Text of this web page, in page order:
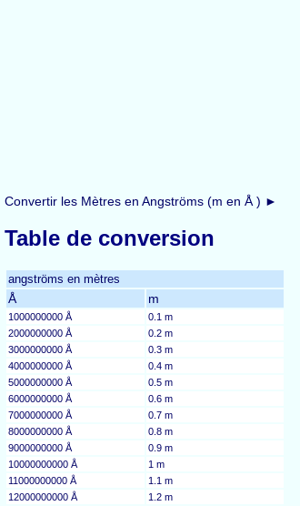
Convertir les Mètres en Angströms (m en Å ) ►
Table de conversion
angströms en mètres
Å m
1000000000 Å
0.1 m
2000000000 Å
0.2 m
3000000000 Å
0.3 m
4000000000 Å
0.4 m
5000000000 Å
0.5 m
6000000000 Å
0.6 m
7000000000 Å
0.7 m
8000000000 Å
0.8 m
9000000000 Å
0.9 m
10000000000 Å
1 m
11000000000 Å
1.1 m
12000000000 Å
1.2 m